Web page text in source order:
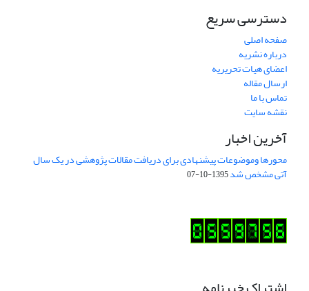
دسترسی سریع
صفحه اصلی
درباره نشریه
اعضای هیات تحریریه
ارسال مقاله
تماس با ما
نقشه سایت
آخرین اخبار
محورها وموضوعات پیشنهادی برای دریافت مقالات پژوهشی در یک سال
آتی مشخص شد1395-10-07